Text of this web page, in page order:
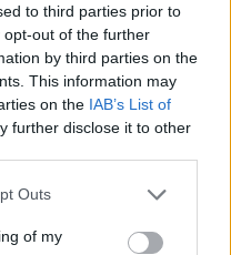
to third parties prior to
out of the further
by third parties on the
This information may
on the IAB’s List of
further disclose it to other
Outs
of my
és
előállításának és
Kevin Brosseau-t bízták
majd az amerikai
kanadai
helyettes